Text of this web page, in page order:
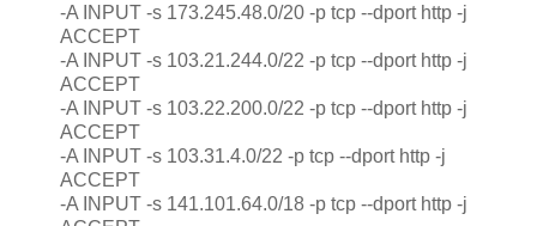
-A INPUT -s 173.245.48.0/20 -p tcp --dport http -j
ACCEPT
-A INPUT -s 103.21.244.0/22 -p tcp --dport http -j
ACCEPT
-A INPUT -s 103.22.200.0/22 -p tcp --dport http -j
ACCEPT
-A INPUT -s 103.31.4.0/22 -p tcp --dport http -j
ACCEPT
-A INPUT -s 141.101.64.0/18 -p tcp --dport http -j